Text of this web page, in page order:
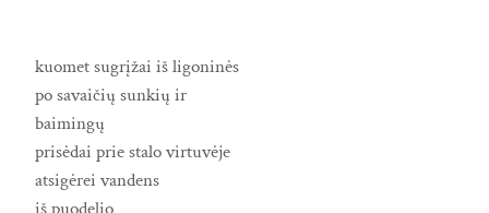
kuomet sugrįžai iš ligoninės
po savaičių sunkių ir
baimingų
prisėdai prie stalo virtuvėje
atsigėrei vandens